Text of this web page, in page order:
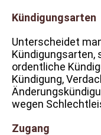
Kündigungsarten
Unterscheidet
Kündigungsarten,
ordentliche
Kündigung,
wegen
Zugang